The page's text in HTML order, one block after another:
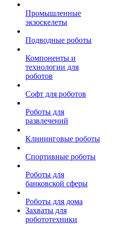
Промышленные
экзоскелеты
Подводные роботы
Компоненты и
технологии для
роботов
Софт для роботов
Роботы для
развлечений
Клининговые роботы
Спортивные роботы
Роботы для
банковской сферы
Роботы для дома
Захваты для
робототехники